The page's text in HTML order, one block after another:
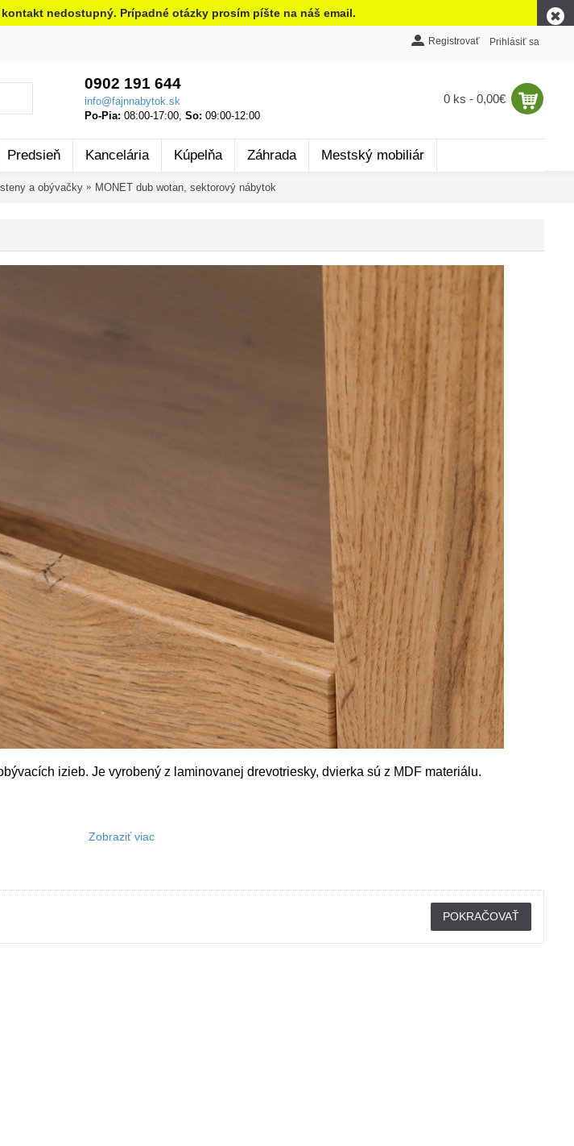
nedostupný. Prípadné otázky prosím píšte na náš email.
Registrovať Prihlásiť sa
0902 191 644
info@fajnnabytok.sk
Po-Pia: 08:00-17:00, So: 09:00-12:00
0 ks - 0,00€
Predsieň Kancelária Kúpelňa Záhrada Mestský mobiliár
a obývačky MONET dub wotan, sektorový nábytok
izieb. Je vyrobený z laminovanej drevotriesky, dvierka sú z MDF materiálu.
POKRAČOVAŤ